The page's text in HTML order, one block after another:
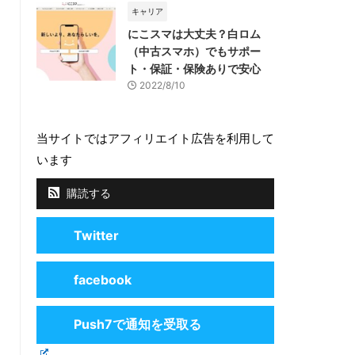
キャリア
にこスマは大丈夫？白ロム
（中古スマホ）でもサポー
ト・保証・保険ありで安心
2022/8/10
当サイトではアフィリエイト広告を利用して
います
購読する
Twitter
facebook
Push7で通知を受取る